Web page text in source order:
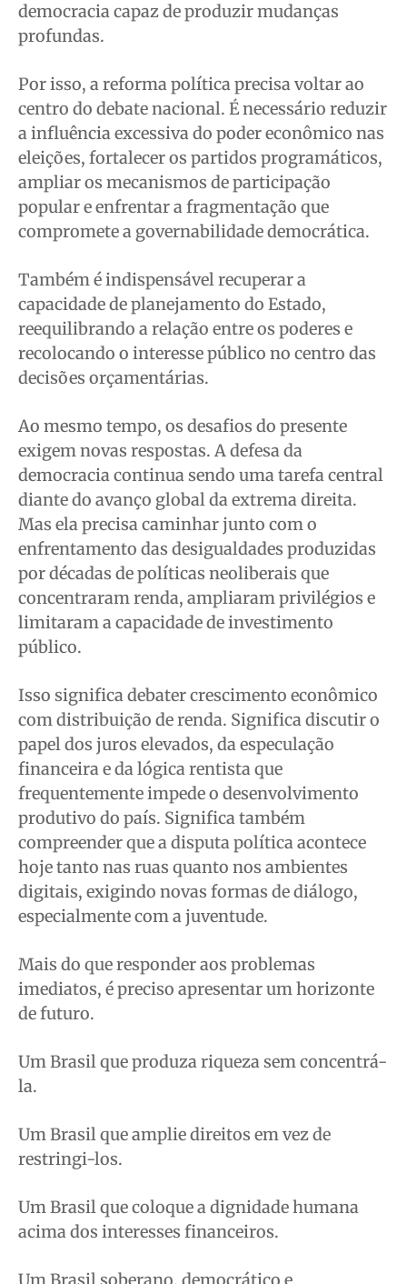
democracia capaz de produzir mudanças
profundas.
Por isso, a reforma política precisa voltar ao
centro do debate nacional. É necessário reduzir
a influência excessiva do poder econômico nas
eleições, fortalecer os partidos programáticos,
ampliar os mecanismos de participação
popular e enfrentar a fragmentação que
compromete a governabilidade democrática.
Também é indispensável recuperar a
capacidade de planejamento do Estado,
reequilibrando a relação entre os poderes e
recolocando o interesse público no centro das
decisões orçamentárias.
Ao mesmo tempo, os desafios do presente
exigem novas respostas. A defesa da
democracia continua sendo uma tarefa central
diante do avanço global da extrema direita.
Mas ela precisa caminhar junto com o
enfrentamento das desigualdades produzidas
por décadas de políticas neoliberais que
concentraram renda, ampliaram privilégios e
limitaram a capacidade de investimento
público.
Isso significa debater crescimento econômico
com distribuição de renda. Significa discutir o
papel dos juros elevados, da especulação
financeira e da lógica rentista que
frequentemente impede o desenvolvimento
produtivo do país. Significa também
compreender que a disputa política acontece
hoje tanto nas ruas quanto nos ambientes
digitais, exigindo novas formas de diálogo,
especialmente com a juventude.
Mais do que responder aos problemas
imediatos, é preciso apresentar um horizonte
de futuro.
Um Brasil que produza riqueza sem concentrá-
la.
Um Brasil que amplie direitos em vez de
restringi-los.
Um Brasil que coloque a dignidade humana
acima dos interesses financeiros.